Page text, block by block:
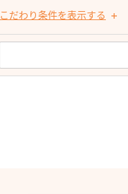
こだわり条件を表示する